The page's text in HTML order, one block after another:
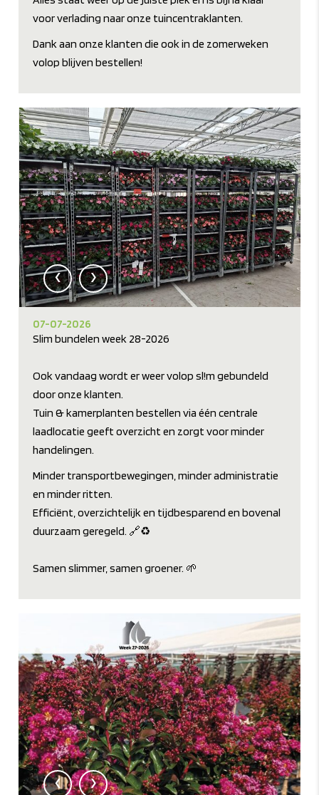
voor verlading naar onze tuincentraklanten.
Dank aan onze klanten die ook in de zomerweken
volop blijven bestellen!
‹ ›
07-07-2026
Slim bundelen week 28-2026
Ook vandaag wordt er weer volop sl!m gebundeld
door onze klanten.
Tuin & kamerplanten bestellen via één centrale
laadlocatie geeft overzicht en zorgt voor minder
handelingen.
Minder transportbewegingen, minder administratie
en minder ritten.
Efficiënt, overzichtelijk en tijdbesparend en bovenal
duurzaam geregeld. 🔗♻️
Samen slimmer, samen groener. 🌱
‹ ›